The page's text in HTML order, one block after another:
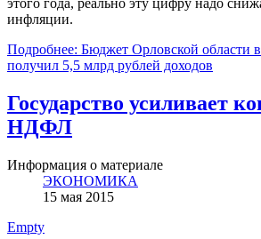
этого года, реально эту цифру надо
инфляции.
Подробнее: Бюджет Орловской области
получил 5,5 млрд рублей доходов
Государство усиливает
НДФЛ
Информация о материале
ЭКОНОМИКА
15 мая 2015
Empty